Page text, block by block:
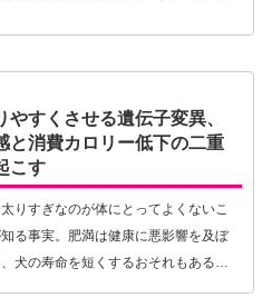
む】
やすくさせる遺伝子変異、
と消費カロリー低下の二重
こす
りすぎなのが体にとってよくないこ
る事実。肥満は健康に悪影響を及ぼ
犬の寿命を短くするおそれもあるこ
ます。世界的に肥満の犬が増加して